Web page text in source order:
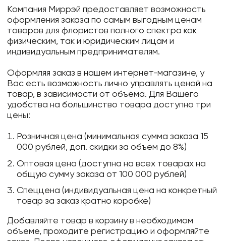
Компания Миррэй предоставляет возможность
оформления заказа по самым выгодным ценам
товаров для флористов полного спектра как
физическим, так и юридическим лицам и
индивидуальным предпринимателям.
Оформляя заказ в нашем интернет-магазине, у
Вас есть возможность лично управлять ценой на
товар, в зависимости от объема. Для Вашего
удобства на большинство товара доступно три
цены:
Розничная цена (минимальная сумма заказа 15
000 рублей, доп. скидки за объем до 8%)
Оптовая цена (доступна на всех товарах на
общую сумму заказа от 100 000 рублей)
Спеццена (индивидуальная цена на конкретный
товар за заказ кратно коробке)
Добавляйте товар в корзину в необходимом
объеме, проходите регистрацию и оформляйте